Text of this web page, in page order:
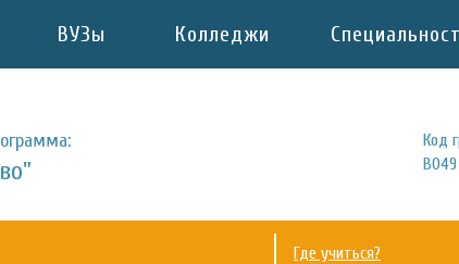
ВУЗы Колледжи
Код
B049
Где учиться?